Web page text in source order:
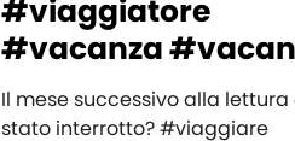
#viaggiatore
#vacanza
Il mese successivo alla lettura
stato interrotto? #viaggiare